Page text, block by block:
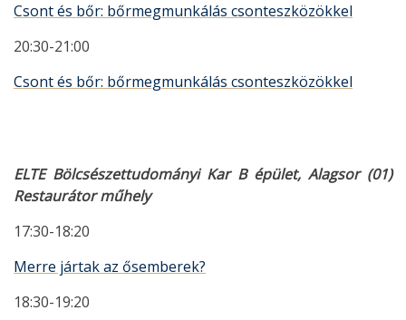
Csont és bőr: bőrmegmunkálás csonteszközökkel
20:30-21:00
Csont és bőr: bőrmegmunkálás csonteszközökkel
ELTE Bölcsészettudományi Kar B épület, Alagsor (01)
Restaurátor műhely
17:30-18:20
Merre jártak az ősemberek?
18:30-19:20